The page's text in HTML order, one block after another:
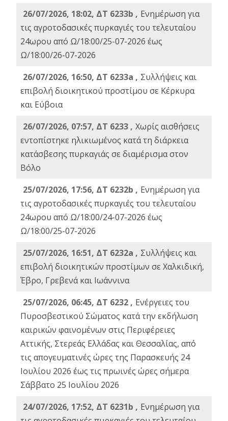
26/07/2026, 18:02, ΔΤ 6233b , Ενημέρωση για
τις αγροτοδασικές πυρκαγιές του τελευταίου
24ωρου από Ω/18:00/25-07-2026 έως
Ω/18:00/26-07-2026
26/07/2026, 16:50, ΔΤ 6233a , Συλλήψεις και
επιβολή διοικητικού προστίμου σε Κέρκυρα
και Εύβοια
26/07/2026, 07:57, ΔΤ 6233 , Χωρίς αισθήσεις
εντοπίστηκε ηλικιωμένος κατά τη διάρκεια
κατάσβεσης πυρκαγιάς σε διαμέρισμα στον
Βόλο
25/07/2026, 17:56, ΔΤ 6232b , Ενημέρωση για
τις αγροτοδασικές πυρκαγιές του τελευταίου
24ωρου από Ω/18:00/24-07-2026 έως
Ω/18:00/25-07-2026
25/07/2026, 16:51, ΔΤ 6232a , Συλλήψεις και
επιβολή διοικητικών προστίμων σε Χαλκιδική,
Έβρο, Γρεβενά και Ιωάννινα
25/07/2026, 06:45, ΔΤ 6232 , Ενέργειες του
Πυροσβεστικού Σώματος κατά την εκδήλωση
καιρικών φαινομένων στις Περιφέρειες
Αττικής, Στερεάς Ελλάδας και Θεσσαλίας, από
τις απογευματινές ώρες της Παρασκευής 24
Ιουλίου 2026 έως τις πρωινές ώρες σήμερα
Σάββατο 25 Ιουλίου 2026
24/07/2026, 17:52, ΔΤ 6231b , Ενημέρωση για